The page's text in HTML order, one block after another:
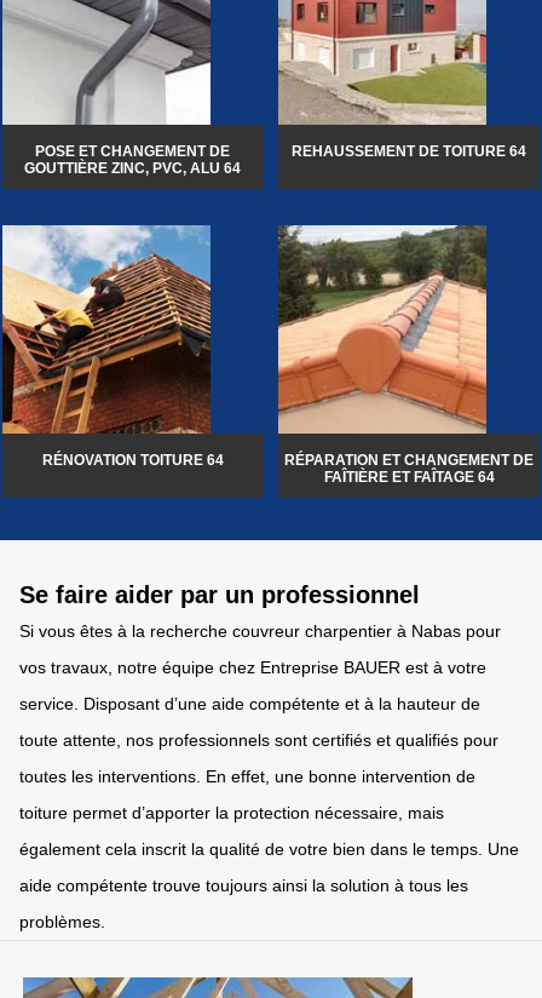
POSE ET CHANGEMENT DE
GOUTTIÈRE ZINC, PVC, ALU 64
REHAUSSEMENT DE TOITURE 64
RÉNOVATION TOITURE 64
RÉPARATION ET CHANGEMENT DE
FAÎTIÈRE ET FAÎTAGE 64
Se faire aider par un professionnel
Si vous êtes à la recherche couvreur charpentier à Nabas pour
vos travaux, notre équipe chez Entreprise BAUER est à votre
service. Disposant d’une aide compétente et à la hauteur de
toute attente, nos professionnels sont certifiés et qualifiés pour
toutes les interventions. En effet, une bonne intervention de
toiture permet d’apporter la protection nécessaire, mais
également cela inscrit la qualité de votre bien dans le temps. Une
aide compétente trouve toujours ainsi la solution à tous les
problèmes.